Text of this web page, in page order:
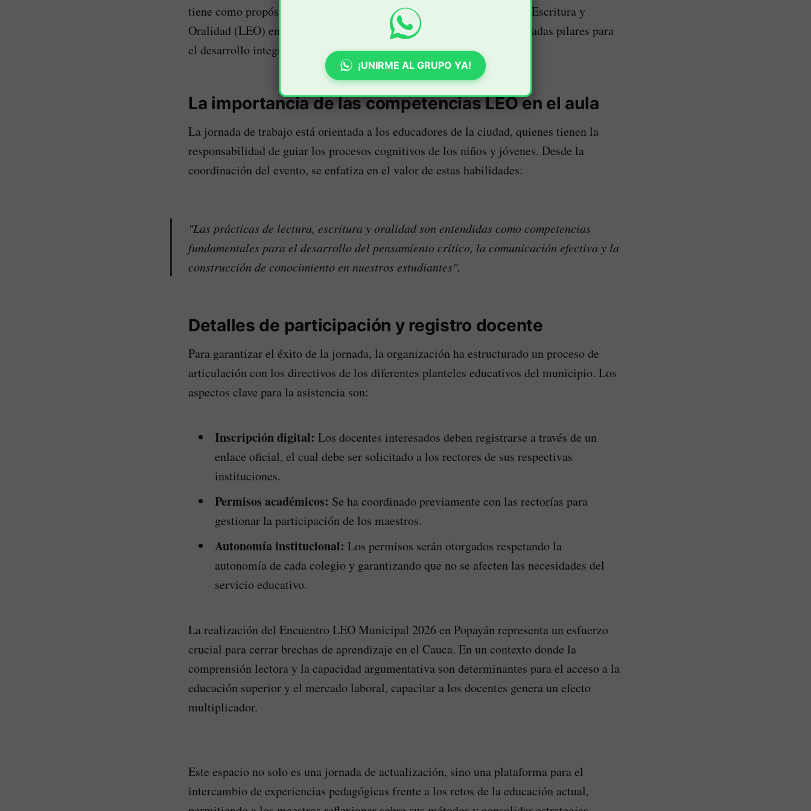
tiene como propósito fundamental fortalecer las prácticas de Lectura, Escritura y
Oralidad (LEO) en el ámbito educativo local. Estas áreas son consideradas pilares para
el desarrollo integral de los estudiantes de la región.
La importancia de las competencias LEO en el aula
La jornada de trabajo está orientada a los educadores de la ciudad, quienes tienen la
responsabilidad de guiar los procesos cognitivos de los niños y jóvenes. Desde la
coordinación del evento, se enfatiza en el valor de estas habilidades:
"Las prácticas de lectura, escritura y oralidad son entendidas como competencias
fundamentales para el desarrollo del pensamiento crítico, la comunicación efectiva y la
construcción de conocimiento en nuestros estudiantes".
Detalles de participación y registro docente
Para garantizar el éxito de la jornada, la organización ha estructurado un proceso de
articulación con los directivos de los diferentes planteles educativos del municipio. Los
aspectos clave para la asistencia son:
Inscripción digital: Los docentes interesados deben registrarse a través de un
enlace oficial, el cual debe ser solicitado a los rectores de sus respectivas
instituciones.
Permisos académicos: Se ha coordinado previamente con las rectorías para
gestionar la participación de los maestros.
Autonomía institucional: Los permisos serán otorgados respetando la
autonomía de cada colegio y garantizando que no se afecten las necesidades del
servicio educativo.
La realización del Encuentro LEO Municipal 2026 en Popayán representa un esfuerzo
crucial para cerrar brechas de aprendizaje en el Cauca. En un contexto donde la
comprensión lectora y la capacidad argumentativa son determinantes para el acceso a la
educación superior y el mercado laboral, capacitar a los docentes genera un efecto
multiplicador.
Este espacio no solo es una jornada de actualización, sino una plataforma para el
intercambio de experiencias pedagógicas frente a los retos de la educación actual,
¡UNIRME AL GRUPO YA!